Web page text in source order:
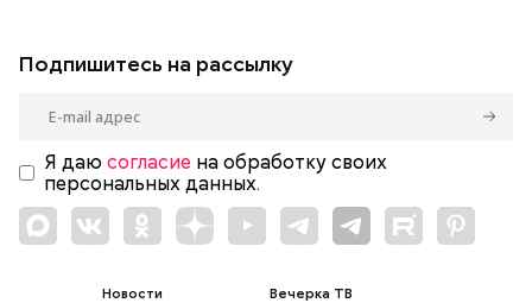
Подпишитесь на рассылку
Я даю согласие на обработку своих
персональных данных.
Новости
Вечерка ТВ